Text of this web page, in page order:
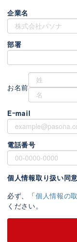
企業名
部署
お名前
Eｰmail
電話番号
個人情報取り扱い同意
必ず、「個人情報の
ください。